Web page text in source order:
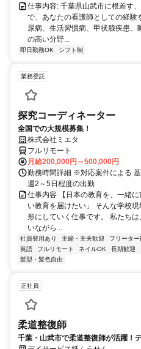
仕事内容: 千葉県山武市に根差す
で、あなたの看護師としての経
尿病、生活習慣病、甲状腺疾患
の高い分野...
即日勤務OK シフト制
業務委託
探究コーディネーター
全国での大規模募集！
株式会社ミエタ
フルリモート
月給200,000円～500,000円
勤務時間詳細 ※対応案件による
週2～5日程度の出勤
仕事内容 【日本の教育を、一緒
い教育を届けたい」 そんな学校
形にしていく仕事です。 私たち
いながら...
社員登用あり 主婦・主夫歓迎 フリーター
英語
フルリモート ネイルOK 長期歓迎
髪型・髪色自由
正社員
柔道整復師
千葉・山武市で柔道整復師が活躍！